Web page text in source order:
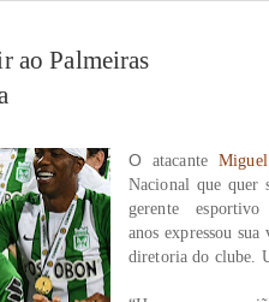
ao Palmeiras
O atacante
Nacional que quer
gerente
anos expressou
diretoria do clube.